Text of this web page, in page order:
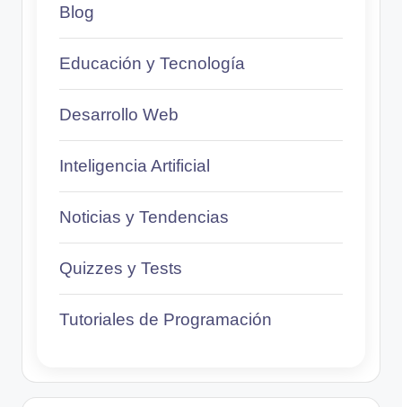
Blog
Educación y Tecnología
Desarrollo Web
Inteligencia Artificial
Noticias y Tendencias
Quizzes y Tests
Tutoriales de Programación